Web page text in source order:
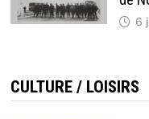
6
CULTURE / LOISIRS